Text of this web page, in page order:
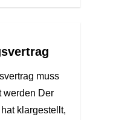
muss
werden Der
klargestellt,